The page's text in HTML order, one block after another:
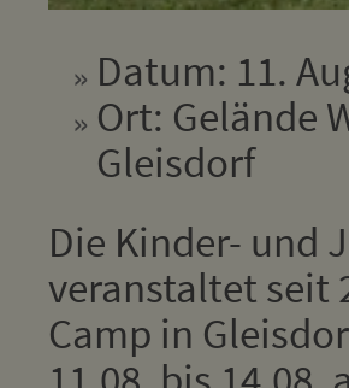
Datum: 11.
Ort: Gelände
Gleisdorf
Die Kinder- und
veranstaltet seit
Camp in